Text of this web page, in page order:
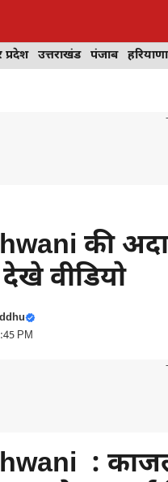
प्रदेश उत्तराखंड पंजाब हरियाणा
की
वीडियो
PM
: